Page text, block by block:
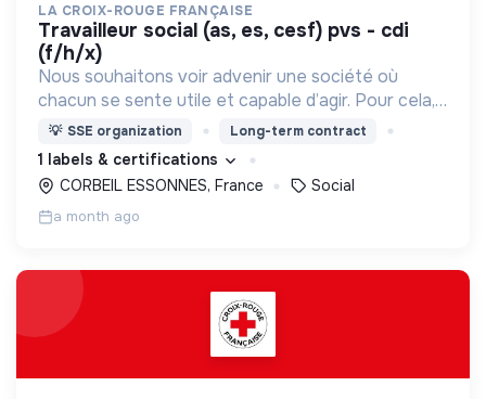
LA CROIX-ROUGE FRANÇAISE
travailleur social (as, es, cesf) pvs - cdi
(f/h/x)
Nous souhaitons voir advenir une société où
chacun se sente utile et capable d’agir. Pour cela,
nous proposons des moyens et des lieux
d’engagement innovants et adaptés à tous.
💡 SSE organization Long-term contract
1 labels & certifications
CORBEIL ESSONNES, France
Social
a month ago